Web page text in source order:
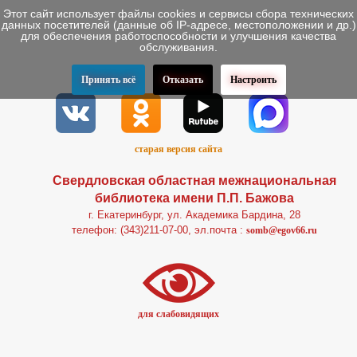
старая версия сайта
Свердловская областная межнациональная
библиотека имени П.П. Бажова
г. Екатеринбург, ул. Академика Бардина, 28
телефон: (343)211-07-00, эл.почта : somb@egov66.ru
для слабовидящих
Этот сайт использует файлы cookies и сервисы сбора технических
данных посетителей (данные об IP-адресе, местоположении и др.)
для обеспечения работоспособности и улучшения качества
обслуживания.
Принять всё Отказать Настроить